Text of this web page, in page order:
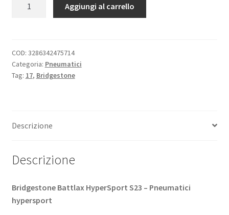
ZR
17
(69W)
Aggiungi al carrello
COD: 3286342475714
Categoria: Pneumatici
Tag: 17, Bridgestone
Descrizione
Descrizione
Bridgestone Battlax HyperSport S23 – Pneumatici
hypersport